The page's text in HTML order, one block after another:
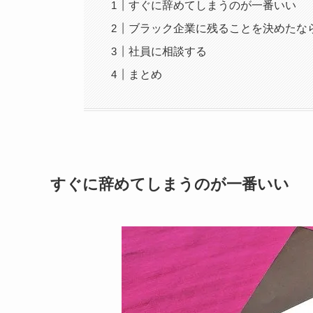
すぐに辞めてしまうのが一番いい
ブラック企業に残ることを決めたな
社員に相談する
まとめ
すぐに辞めてしまうのが一番いい